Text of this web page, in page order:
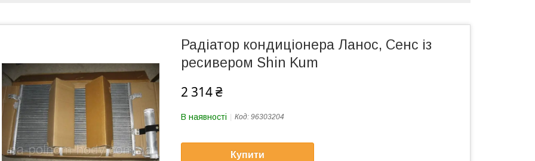
Радіатор кондиціонера Ланос, Сенс із
ресивером Shin Kum
2 314 ₴
В наявності Код: 96303204
Купити